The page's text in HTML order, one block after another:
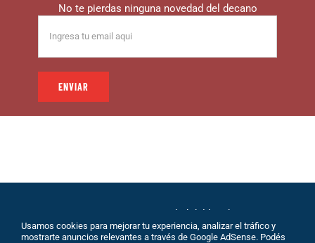
No te pierdas ninguna novedad del decano
© 1999 – DECANO – La comunidad del hincha |
Desarrollo: Eolio |Políticas de Privacidad|Sobre
Usamos cookies para mejorar tu experiencia, analizar el tráfico y
mostrarte anuncios relevantes a través de Google AdSense. Podés